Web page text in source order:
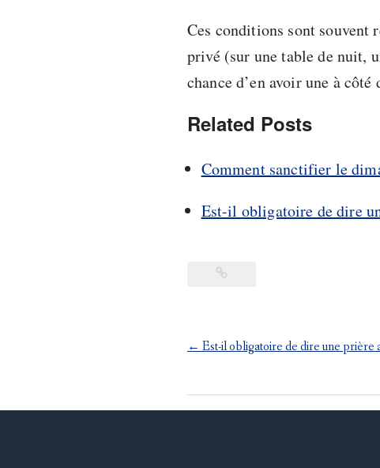
Ces conditions sont souvent
privé (sur une table de nuit,
chance d’en avoir une à côté
Related Posts
Comment sanctifier le
Est-il obligatoire de dire
Post
← Est-il obligatoire de dire une prière